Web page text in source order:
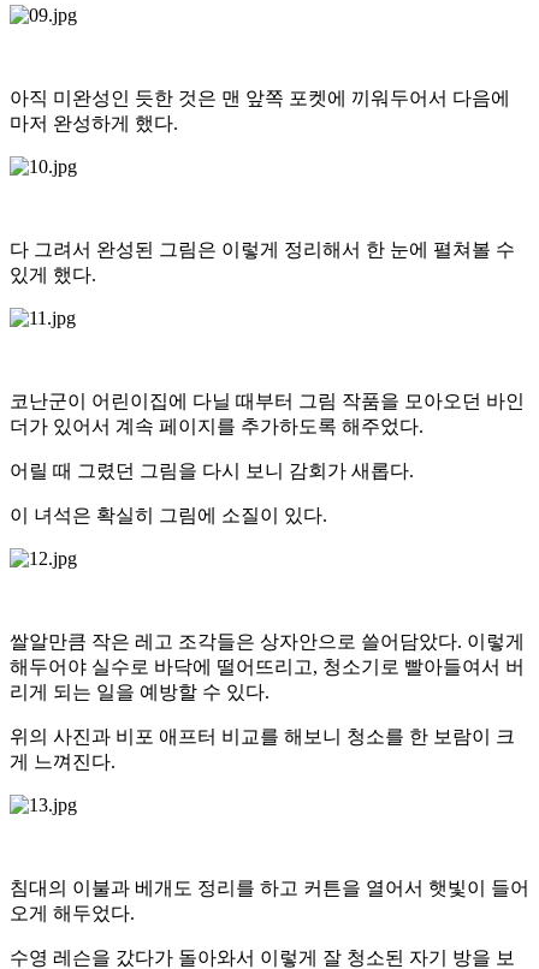
아직 미완성인 듯한 것은 맨 앞쪽 포켓에 끼워두어서 다음에
마저 완성하게 했다.
다 그려서 완성된 그림은 이렇게 정리해서 한 눈에 펼쳐볼 수
있게 했다.
코난군이 어린이집에 다닐 때부터 그림 작품을 모아오던 바인
더가 있어서 계속 페이지를 추가하도록 해주었다.
어릴 때 그렸던 그림을 다시 보니 감회가 새롭다.
이 녀석은 확실히 그림에 소질이 있다.
쌀알만큼 작은 레고 조각들은 상자안으로 쓸어담았다. 이렇게
해두어야 실수로 바닥에 떨어뜨리고, 청소기로 빨아들여서 버
리게 되는 일을 예방할 수 있다.
위의 사진과 비포 애프터 비교를 해보니 청소를 한 보람이 크
게 느껴진다.
침대의 이불과 베개도 정리를 하고 커튼을 열어서 햇빛이 들어
오게 해두었다.
수영 레슨을 갔다가 돌아와서 이렇게 잘 청소된 자기 방을 보